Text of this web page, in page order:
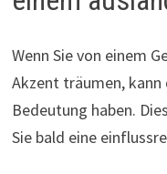
Wenn Sie von einem
Akzent träumen,
Bedeutung haben.
Sie bald eine